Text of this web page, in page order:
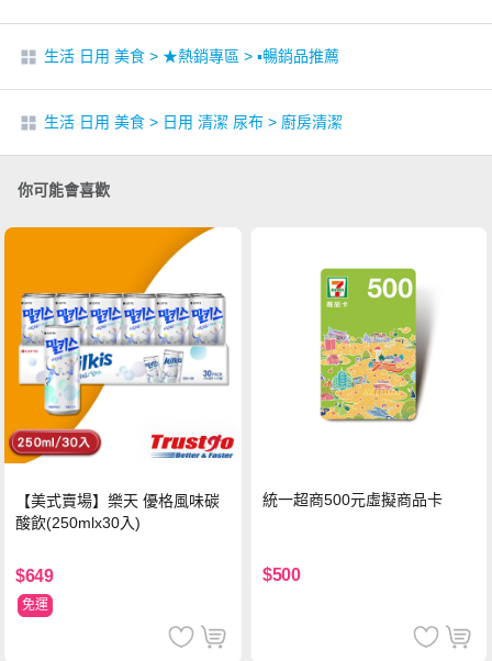
生活 日用 美食 > ★熱銷專區 > ▪︎暢銷品推薦
生活 日用 美食 > 日用 清潔 尿布 > 廚房清潔
你可能會喜歡
【美式賣場】樂天 優格風味碳
酸飲(250mlx30入)
$649
免運
統一超商500元虛擬商品卡
$500